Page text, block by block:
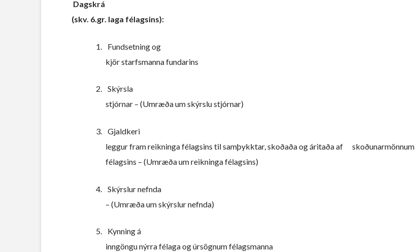
Dagskrá
(skv. 6.gr. laga félagsins):
1.
Fundsetning og
kjör starfsmanna fundarins
2. Skýrsla
stjórnar – (Umræða um skýrslu stjórnar)
3. Gjaldkeri
leggur fram reikninga félagsins til samþykktar, skoðaða og áritaða af skoðunarmönnum
félagsins – (Umræða um reikninga félagsins)
4.
Skýrslur nefnda
– (Umræða um skýrslur nefnda)
5.
Kynning á
inngöngu nýrra fé­laga og úrsögnum félagsmanna